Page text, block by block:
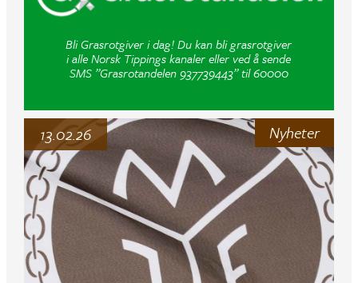
Bli Grasrotgiver i dag! Du kan bli grasrotgiver
i alle Norsk Tippings kanaler eller ved å sende
SMS ”Grasrotandelen 937739443” til 60000
Nyheter
13.02.26